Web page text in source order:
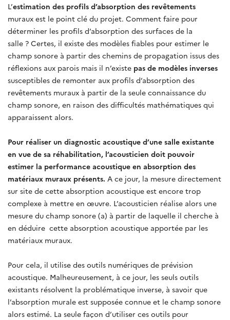
L’estimation des profils d’absorption des revêtements
muraux est le point clé du projet. Comment faire pour
déterminer les profils d’absorption des surfaces de la
salle ? Certes, il existe des modèles fiables pour estimer le
champ sonore à partir des chemins de propagation issus des
réflexions aux parois mais il n’existe pas de modèles inverses
susceptibles de remonter aux profils d’absorption des
revêtements muraux à partir de la seule connaissance du
champ sonore, en raison des difficultés mathématiques qui
apparaissent alors.
Pour réaliser un diagnostic acoustique d’une salle existante
en vue de sa réhabilitation, l’acousticien doit pouvoir
estimer la performance acoustique en absorption des
matériaux muraux présents. A ce jour, la mesure directement
sur site de cette absorption acoustique est encore trop
complexe à mettre en œuvre. L’acousticien réalise alors une
mesure du champ sonore (a) à partir de laquelle il cherche à
en déduire cette absorption acoustique apportée par les
matériaux muraux.
Pour cela, il utilise des outils numériques de prévision
acoustique. Malheureusement, à ce jour, les seuls outils
existants résolvent la problématique inverse, à savoir que
l’absorption murale est supposée connue et le champ sonore
alors estimé. La seule façon d’utiliser ces outils pour